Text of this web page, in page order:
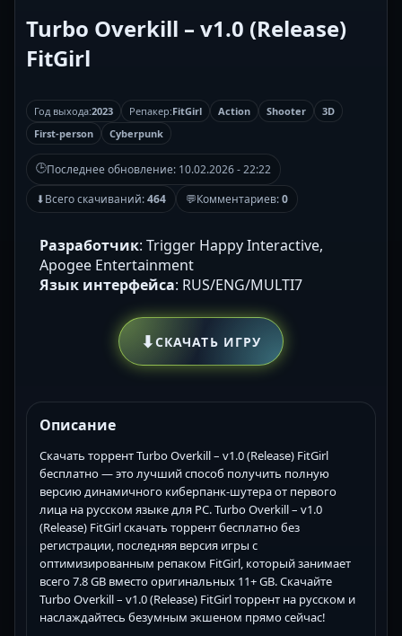
Turbo Overkill – v1.0 (Release)
FitGirl
Год выхода:2023 Репакер:FitGirl Action Shooter
3D
First-person
Cyberpunk
🕒Последнее обновление: 10.02.2026 - 22:22
⬇Всего скачиваний:464 💬Комментариев:0
Разработчик: Trigger Happy Interactive,
Apogee Entertainment
Язык интерфейса: RUS/ENG/MULTI7
⬇СКАЧАТЬ ИГРУ
Описание
Скачать торрент Turbo Overkill – v1.0 (Release) FitGirl
бесплатно — это лучший способ получить полную
версию динамичного киберпанк-шутера от первого
лица на русском языке для PC. Turbo Overkill – v1.0
(Release) FitGirl скачать торрент бесплатно без
регистрации, последняя версия игры с
оптимизированным репаком FitGirl, который занимает
всего 7.8 GB вместо оригинальных 11+ GB. Скачайте
Turbo Overkill – v1.0 (Release) FitGirl торрент на русском и
наслаждайтесь безумным экшеном прямо сейчас!